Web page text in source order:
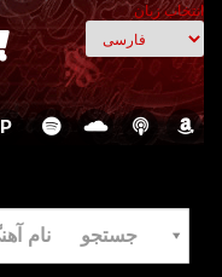
انتخاب زبان
P
جستجو نام